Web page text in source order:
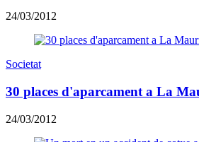
24/03/2012
Societat
30 places d'aparcament a La
24/03/2012